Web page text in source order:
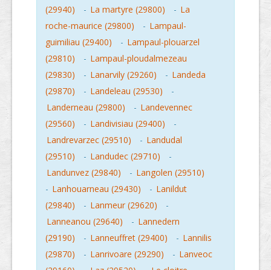
(29940)
- La martyre (29800) - La
roche-maurice (29800)
- Lampaul-
guimiliau (29400)
- Lampaul-plouarzel
(29810)
- Lampaul-ploudalmezeau
(29830)
- Lanarvily (29260) - Landeda
(29870)
- Landeleau (29530)
-
Landerneau (29800)
- Landevennec
(29560)
- Landivisiau (29400)
-
Landrevarzec (29510)
- Landudal
(29510)
- Landudec (29710)
-
Landunvez (29840)
- Langolen (29510)
- Lanhouarneau (29430) - Lanildut
(29840)
- Lanmeur (29620)
-
Lanneanou (29640)
- Lannedern
(29190)
- Lanneuffret (29400) - Lannilis
(29870)
- Lanrivoare (29290) - Lanveoc